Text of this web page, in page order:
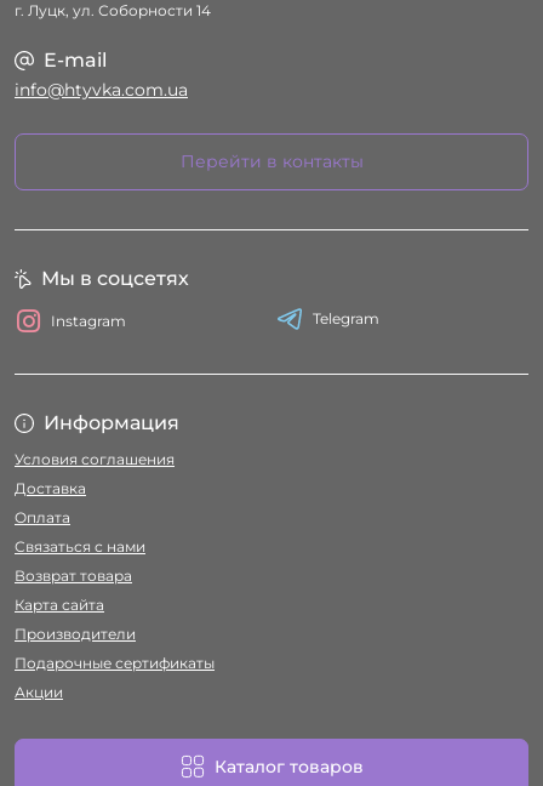
г. Луцк, ул. Соборности 14
E-mail
info@htyvka.com.ua
Перейти в контакты
Информация
Условия соглашения
Доставка
Оплата
Связаться с нами
Возврат товара
Карта сайта
Производители
Подарочные сертификаты
Акции
Каталог товаров
Мы в соцсетях
Instagram Telegram